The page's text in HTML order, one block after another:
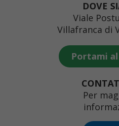
DOVE
Viale
Villafranca di
Portami
Per